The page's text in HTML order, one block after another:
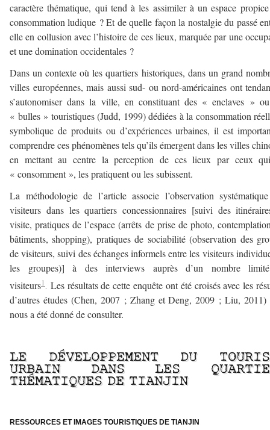
caractère thématique, qui tend à les assimiler à un espace
consommation ludique ? Et de quelle façon la nostalgie du passé
elle en collusion avec l’histoire de ces lieux, marquée par une
et une domination occidentales ?
Dans un contexte où les quartiers historiques, dans un grand
villes européennes, mais aussi sud- ou nord-américaines ont
s’autonomiser dans la ville, en constituant des « enclaves »
« bulles » touristiques (Judd, 1999) dédiées à la consommation
symbolique de produits ou d’expériences urbaines, il est
comprendre ces phénomènes tels qu’ils émergent dans les villes
en mettant au centre la perception de ces lieux par ceux
« consomment », les pratiquent ou les subissent.
La méthodologie de l’article associe l’observation
visiteurs dans les quartiers concessionnaires [suivi des
visite, pratiques de l’espace (arrêts de prise de photo,
bâtiments, shopping), pratiques de sociabilité (observation des
de visiteurs, suivi des échanges informels entre les visiteurs
les groupes)] à des interviews auprès d’un nombre
visiteurs1
Les résultats de cette enquête ont été croisés avec les
d’autres études (Chen, 2007 ; Zhang et Deng, 2009 ; Liu, 2011)
nous a été donné de consulter.
LE DÉVELOPPEMENT DU
URBAIN DANS LES
THÉMATIQUES DE TIANJIN
RESSOURCES ET IMAGES TOURISTIQUES DE TIANJIN